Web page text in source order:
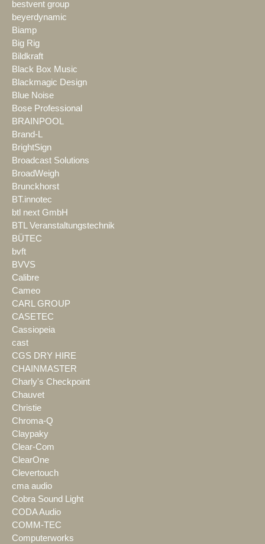
bestvent group
beyerdynamic
Biamp
Big Rig
Bildkraft
Black Box Music
Blackmagic Design
Blue Noise
Bose Professional
BRAINPOOL
Brand-L
BrightSign
Broadcast Solutions
BroadWeigh
Brunckhorst
BT.innotec
btl next GmbH
BTL Veranstaltungstechnik
BÜTEC
bvft
BVVS
Calibre
Cameo
CARL GROUP
CASETEC
Cassiopeia
cast
CGS DRY HIRE
CHAINMASTER
Charly's Checkpoint
Chauvet
Christie
Chroma-Q
Claypaky
Clear-Com
ClearOne
Clevertouch
cma audio
Cobra Sound Light
CODA Audio
COMM-TEC
Computerworks